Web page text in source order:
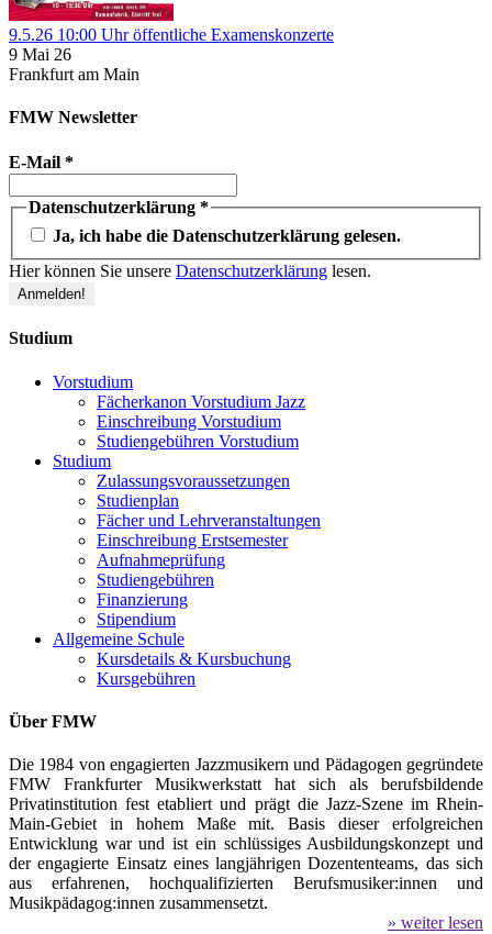
9.5.26 10:00 Uhr öffentliche Examenskonzerte
9 Mai 26
Frankfurt am Main
FMW Newsletter
E-Mail *
Datenschutzerklärung *
Ja, ich habe die Datenschutzerklärung gelesen.
Hier können Sie unsere Datenschutzerklärung lesen.
Studium
Vorstudium
Fächerkanon Vorstudium Jazz
Einschreibung Vorstudium
Studiengebühren Vorstudium
Studium
Zulassungsvoraussetzungen
Studienplan
Fächer und Lehrveranstaltungen
Einschreibung Erstsemester
Aufnahmeprüfung
Studiengebühren
Finanzierung
Stipendium
Allgemeine Schule
Kursdetails & Kursbuchung
Kursgebühren
Über FMW
Die 1984 von engagierten Jazzmusikern und Pädagogen gegründete
FMW Frankfurter Musikwerkstatt hat sich als berufsbildende
Privatinstitution fest etabliert und prägt die Jazz-Szene im Rhein-
Main-Gebiet in hohem Maße mit. Basis dieser erfolgreichen
Entwicklung war und ist ein schlüssiges Ausbildungskonzept und
der engagierte Einsatz eines langjährigen Dozententeams, das sich
aus erfahrenen, hochqualifizierten Berufsmusiker:innen und
Musikpädagog:innen zusammensetzt.
» weiter lesen